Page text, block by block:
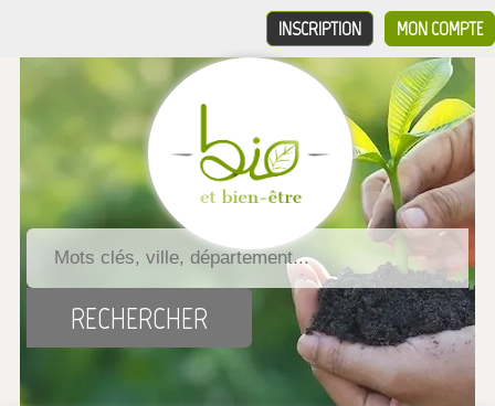
MON COMPTE
INSCRIPTION